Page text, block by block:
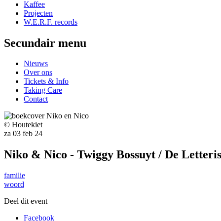
Kaffee
Projecten
W.E.R.F. records
Secundair menu
Nieuws
Over ons
Tickets & Info
Taking Care
Contact
© Houtekiet
za 03 feb 24
Niko & Nico - Twiggy Bossuyt / De
familie
woord
Deel dit event
Facebook